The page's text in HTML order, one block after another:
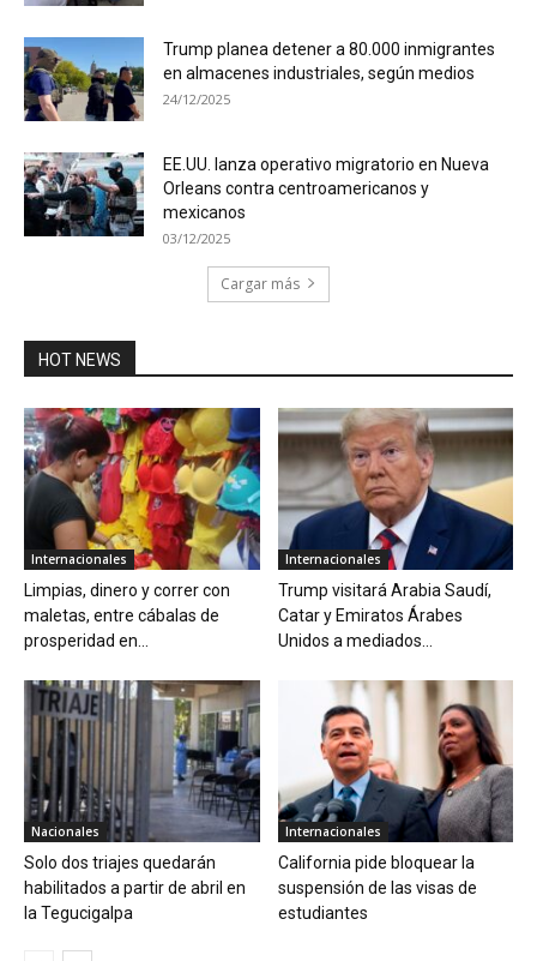
Trump planea detener a 80.000 inmigrantes
en almacenes industriales, según medios
24/12/2025
EE.UU. lanza operativo migratorio en Nueva
Orleans contra centroamericanos y
mexicanos
03/12/2025
Cargar más
HOT NEWS
Internacionales
Limpias, dinero y correr con
maletas, entre cábalas de
prosperidad en...
Internacionales
Trump visitará Arabia Saudí,
Catar y Emiratos Árabes
Unidos a mediados...
Nacionales
Solo dos triajes quedarán
habilitados a partir de abril en
la Tegucigalpa
Internacionales
California pide bloquear la
suspensión de las visas de
estudiantes